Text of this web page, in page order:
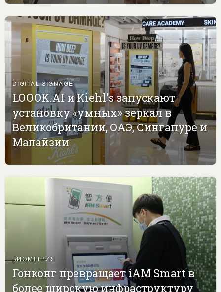
DIGITAL SIGNAGE
LOOOK.AI и Kiehl's запускают
установку «умных» зеркал в
Великобритании, ОАЭ, Сингапуре и
Малайзии
БИОМЕТРИЯ
Гонконг превращает iAM Smart в
более широкую инфраструктуру